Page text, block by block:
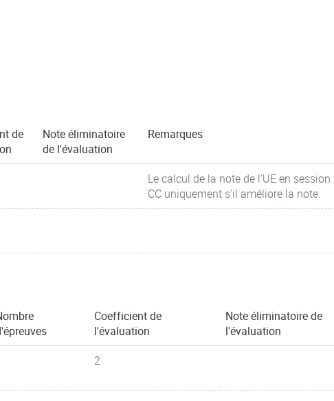
de
Note éliminatoire
de l'évaluation
Remarques
Le calcul de la note de l'UE en
CC uniquement s'il améliore la note.
Coefficient de
l'évaluation
Note éliminatoire de
l'évaluation
2